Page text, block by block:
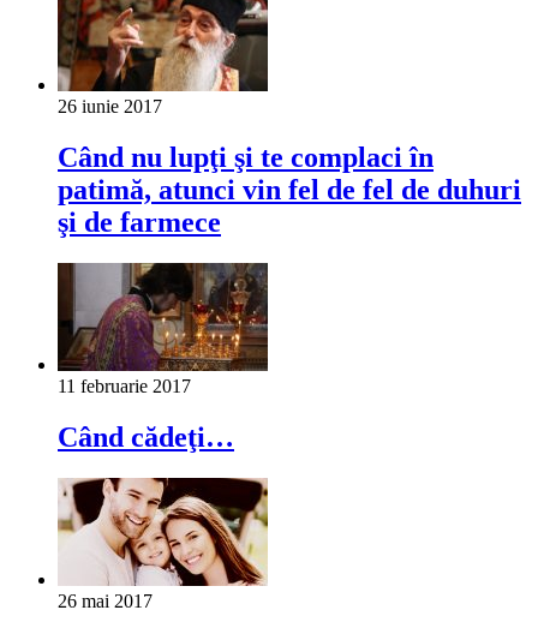
26 iunie 2017
Când nu lupţi şi te complaci în
patimă, atunci vin fel de fel de duhuri
şi de farmece
11 februarie 2017
Când cădeţi…
26 mai 2017